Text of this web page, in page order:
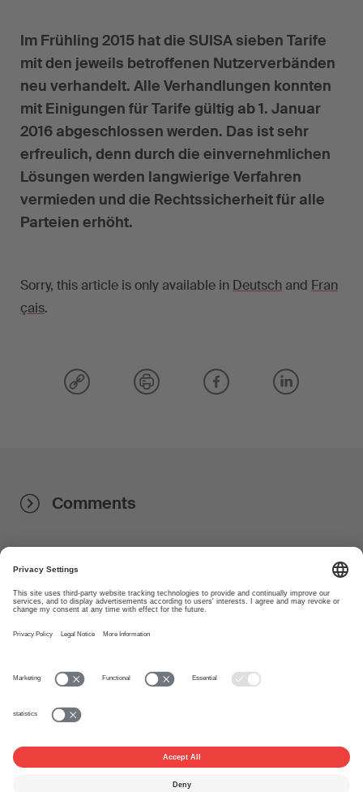
Im Frühling 2015 hat die SUISA sieben Tarife
mit den jeweils betroffenen Nutzerverbänden
neu verhandelt. Alle Verhandlungen konnten
mit Einigungen für Tarife gültig ab 1. Januar
2016 abgeschlossen werden. Das ist sehr
erfreulich, denn durch die einvernehmlichen
Lösungen werden langwierige Verfahren
vermieden und die Rechtssicherheit für alle
Parteien erhöht.
Sorry, this article is only available in Deutschand Fran
çais.
Comments
www.suisa.ch
About
Disclaimer
Privacy Settings